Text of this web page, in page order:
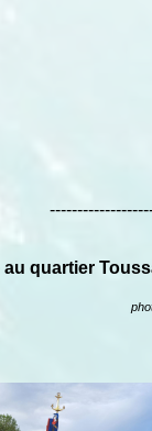
quartier